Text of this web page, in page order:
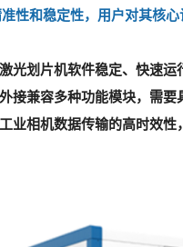
性和稳定性，用户对其核
光划片机软件稳定、快速运
接兼容多种功能模块，需要
业相机数据传输的高时效性